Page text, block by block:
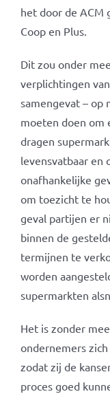
het door de ACM
Coop en Plus.
Dit zou onder
verplichtingen
samengevat – op
moeten doen om
dragen
levensvatbaar en
onafhankelijke
om toezicht te
geval partijen er
binnen de
termijnen te
worden
supermarkten
Het is zonder
ondernemers
zodat zij de
proces goed